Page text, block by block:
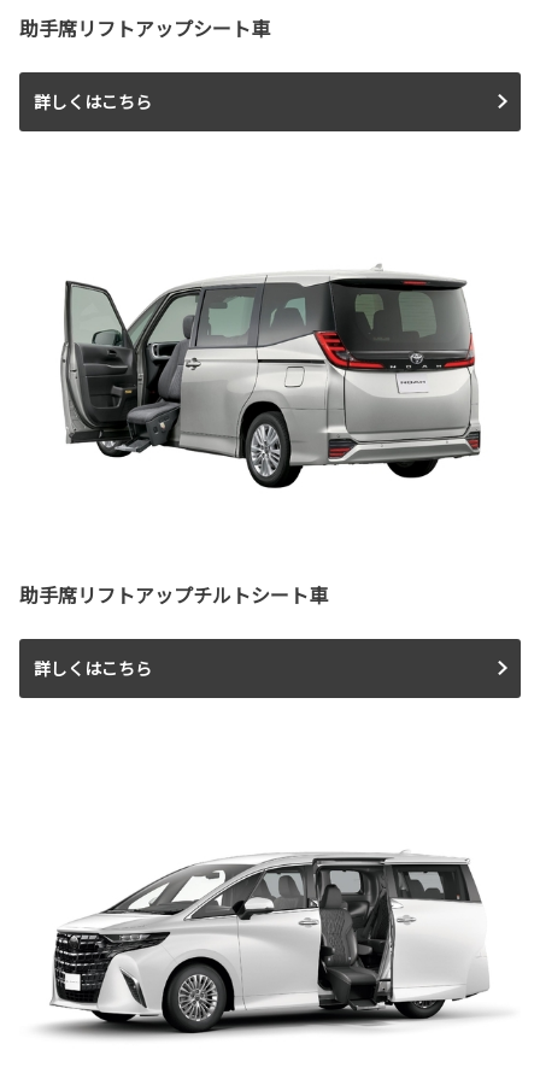
助手席リフトアップシート車
詳しくはこちら
助手席リフトアップチルトシート車
詳しくはこちら